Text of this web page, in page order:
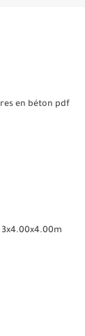
en béton pdf
3x4.00x4.00m